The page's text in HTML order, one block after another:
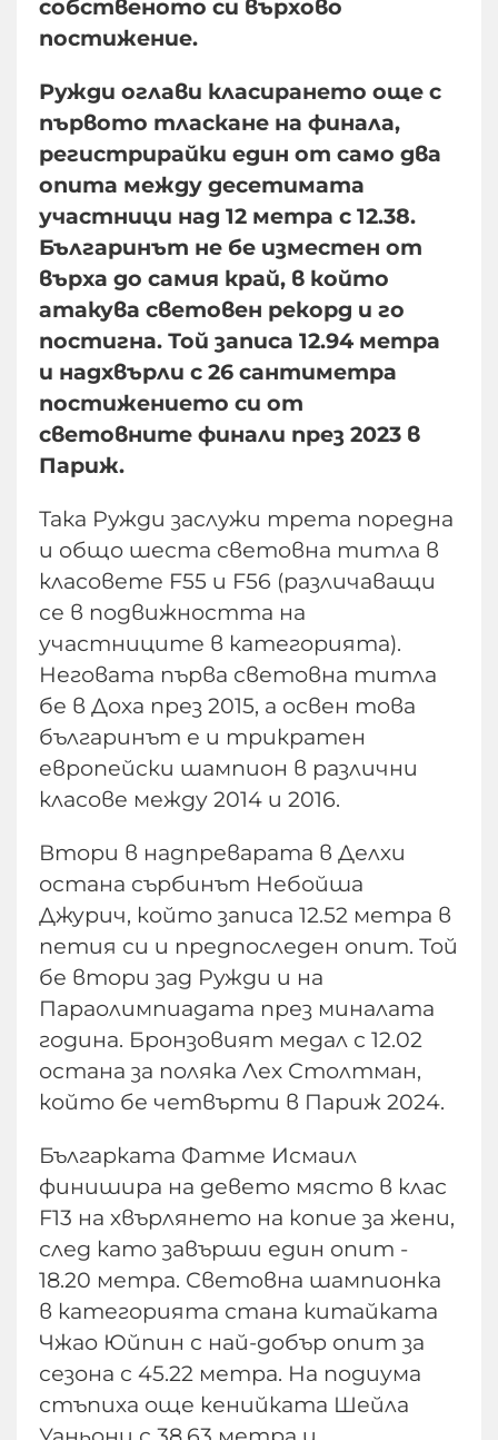
собственото си върхово
постижение.
Ружди оглави класирането още с
първото тласкане на финала,
регистрирайки един от само два
опита между десетимата
участници над 12 метра с 12.38.
Българинът не бе изместен от
върха до самия край, в който
атакува световен рекорд и го
постигна. Той записа 12.94 метра
и надхвърли с 26 сантиметра
постижението си от
световните финали през 2023 в
Париж.
Така Ружди заслужи трета поредна
и общо шеста световна титла в
класовете F55 и F56 (различаващи
се в подвижността на
участниците в категорията).
Неговата първа световна титла
бе в Доха през 2015, а освен това
българинът е и трикратен
европейски шампион в различни
класове между 2014 и 2016.
Втори в надпреварата в Делхи
остана сърбинът Небойша
Джурич, който записа 12.52 метра в
петия си и предпоследен опит. Той
бе втори зад Ружди и на
Параолимпиадата през миналата
година. Бронзовият медал с 12.02
остана за поляка Лех Столтман,
който бе четвърти в Париж 2024.
Българката Фатме Исмаил
финишира на девето място в клас
F13 на хвърлянето на копие за жени,
след като завърши един опит -
18.20 метра. Световна шампионка
в категорията стана китайката
Чжао Юйпин с най-добър опит за
сезона с 45.22 метра. На подиума
стъпиха още кенийката Шейла